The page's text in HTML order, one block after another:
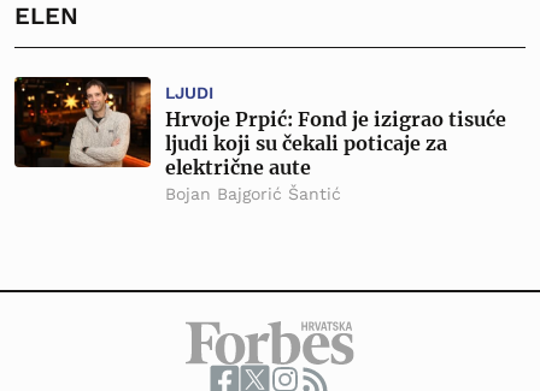
ELEN
LJUDI
Hrvoje Prpić: Fond je izigrao tisuće
ljudi koji su čekali poticaje za
električne aute
Bojan Bajgorić Šantić